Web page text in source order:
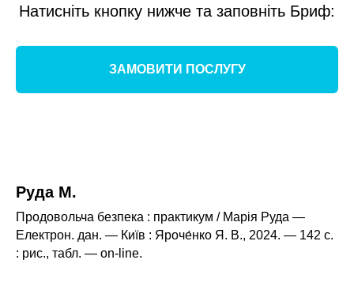
Натисніть кнопку нижче та заповніть Бриф:
ЗАМОВИТИ ПОСЛУГУ
Руда М.
Продовольча безпека : практикум / Марія Руда —
Електрон. дан. — Київ : Яроче́нко Я. В., 2024. — 142 с.
: рис., табл. — оn-line.